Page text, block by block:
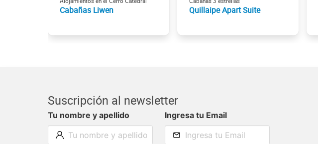
Cabañas Liwen Quillaipe Apart Suite
Suscripción al newsletter
Tu nombre y apellido Ingresa tu Email